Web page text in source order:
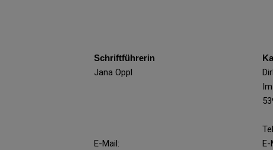
Schriftführerin
Jana Oppl
E-Mail:
E-